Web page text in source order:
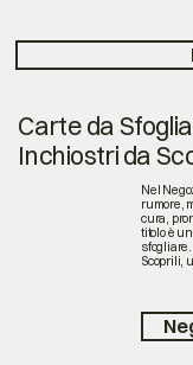
Carte da
Inchiostri da
Nel
rumore,
cura,
titolo è
sfogliare.
Scoprili,